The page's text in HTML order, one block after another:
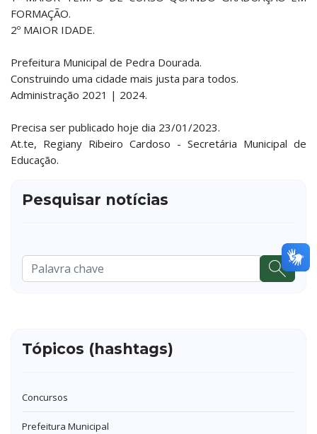
FORMAÇÃO.
2º MAIOR IDADE.
Prefeitura Municipal de Pedra Dourada.
Construindo uma cidade mais justa para todos.
Administração 2021 | 2024.
Precisa ser publicado hoje dia 23/01/2023.
At.te, Regiany Ribeiro Cardoso - Secretária Municipal de
Educação.
Pesquisar notícias
...
Tópicos (hashtags)
Concursos
Prefeitura Municipal